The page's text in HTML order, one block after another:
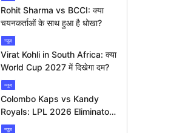
Rohit Sharma vs BCCI: क्या
चयनकर्ताओं के साथ हुआ है धोखा?
न्यूज
Virat Kohli in South Africa: क्या
World Cup 2027 में दिखेगा दम?
न्यूज
Colombo Kaps vs Kandy
Royals: LPL 2026 Eliminator
में कौन मारेगा बाज़ी?
न्यूज